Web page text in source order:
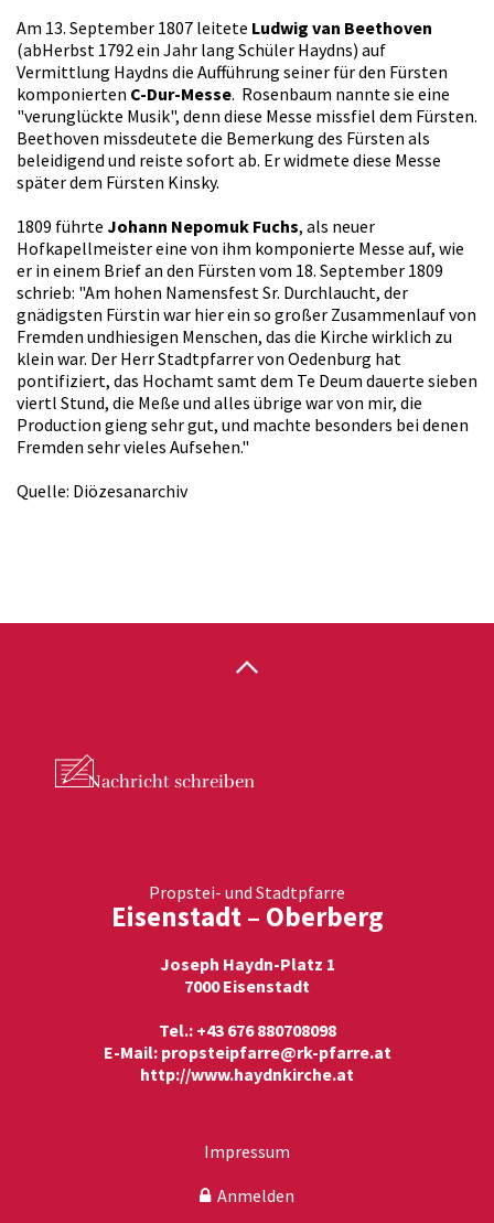
Am 13. September 1807 leitete Ludwig van Beethoven
(abHerbst 1792 ein Jahr lang Schüler Haydns) auf
Vermittlung Haydns die Aufführung seiner für den Fürsten
komponierten C-Dur-Messe. Rosenbaum nannte sie eine
"verunglückte Musik", denn diese Messe missfiel dem Fürsten.
Beethoven missdeutete die Bemerkung des Fürsten als
beleidigend und reiste sofort ab. Er widmete diese Messe
später dem Fürsten Kinsky.
1809 führte Johann Nepomuk Fuchs, als neuer
Hofkapellmeister eine von ihm komponierte Messe auf, wie
er in einem Brief an den Fürsten vom 18. September 1809
schrieb: "Am hohen Namensfest Sr. Durchlaucht, der
gnädigsten Fürstin war hier ein so großer Zusammenlauf von
Fremden undhiesigen Menschen, das die Kirche wirklich zu
klein war. Der Herr Stadtpfarrer von Oedenburg hat
pontifiziert, das Hochamt samt dem Te Deum dauerte sieben
viertl Stund, die Meße und alles übrige war von mir, die
Production gieng sehr gut, und machte besonders bei denen
Fremden sehr vieles Aufsehen."
Quelle: Diözesanarchiv
Nachricht schreiben
Propstei- und Stadtpfarre
Eisenstadt – Oberberg
Joseph Haydn-Platz 1
7000 Eisenstadt
Tel.: +43 676 880708098
E-Mail: propsteipfarre@rk-pfarre.at
http://www.haydnkirche.at
Impressum
Anmelden